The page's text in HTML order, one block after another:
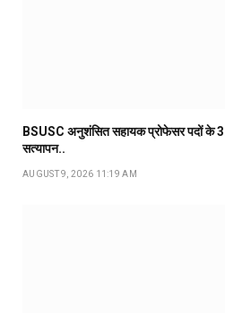
BSUSC अनुशंसित सहायक प्रोफेसर पदों के
सत्यापन..
AUGUST 9, 2026 11:19 AM